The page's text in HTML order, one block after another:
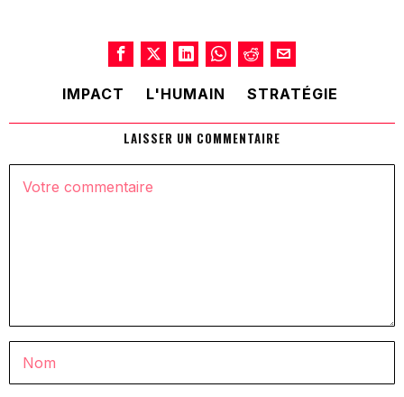
IMPACT L'HUMAIN STRATÉGIE
LAISSER UN COMMENTAIRE